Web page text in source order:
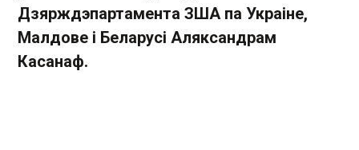
Дзярждэпартамента ЗША па Украіне,
Малдове і Беларусі Аляксандрам
Касанаф.